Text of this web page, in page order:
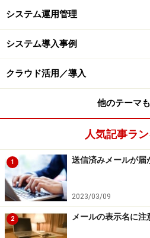
システム運用管理
システム導入事例
クラウド活用／導入
他のテーマ
人気記事ラ
1 送信済みメールが届
2023/03/09
2 メールの表示名に注